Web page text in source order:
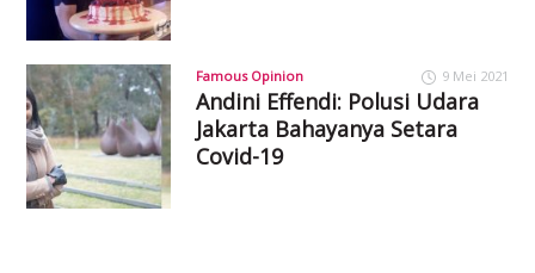
Famous Opinion 9 Mei 2021
Andini Effendi: Polusi Udara
Jakarta Bahayanya Setara
Covid-19